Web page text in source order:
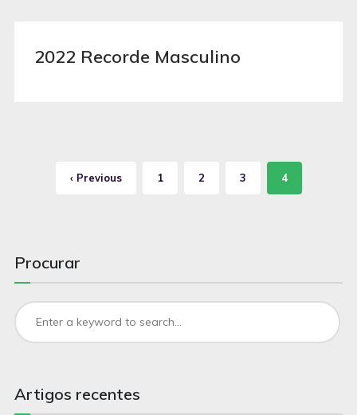
2022 Recorde Masculino
‹ Previous 1 2 3 4
Procurar
Artigos recentes